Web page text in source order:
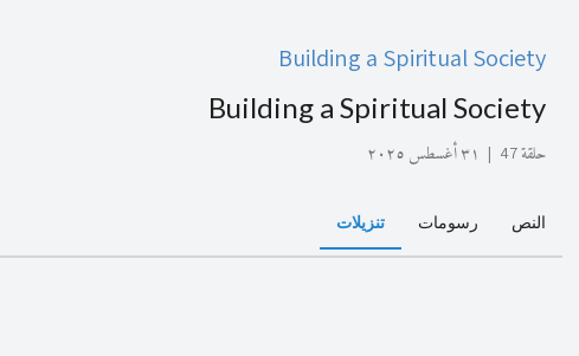
Building a Spiritual Society
Building a Spiritual Society
حلقة 47 | ٣١ أغسطس ٢٠٢٥
النص رسومات تنزيلات